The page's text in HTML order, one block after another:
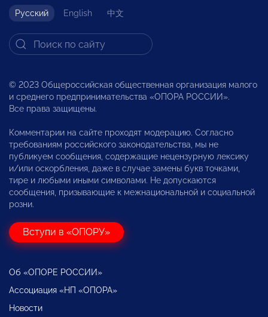
Русский English 中文
© 2023 Общероссийская общественная организация малого
и среднего предпринимательства «ОПОРА РОССИИ».
Все права защищены.
Комментарии на сайте проходят модерацию. Согласно
требованиям российского законодательства, мы не
публикуем сообщения, содержащие нецензурную лексику
и/или оскорбления, даже в случае замены букв точками,
тире и любыми иными символами. Не допускаются
сообщения, призывающие к межнациональной и социальной
розни.
Вступи в «ОПОРУ»
Об «ОПОРЕ РОССИИ»
Ассоциация «НП «ОПОРА»
Новости